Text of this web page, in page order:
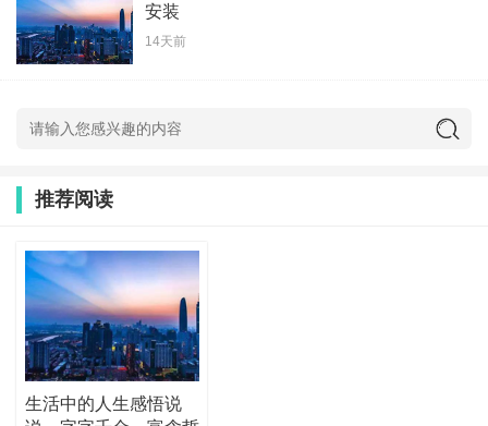
安装
14天前
推荐阅读
生活中的人生感悟说